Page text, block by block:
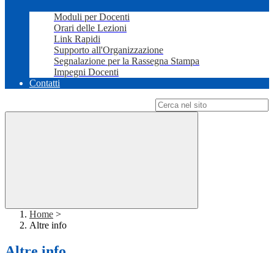
Moduli per Docenti
Orari delle Lezioni
Link Rapidi
Supporto all'Organizzazione
Segnalazione per la Rassegna Stampa
Impegni Docenti
Contatti
Home >
Altre info